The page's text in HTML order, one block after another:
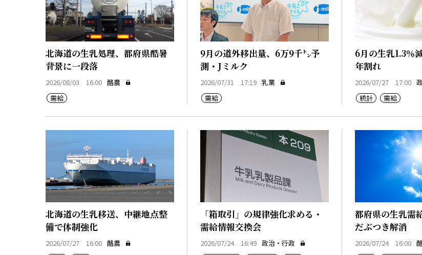
北海道の生乳処理、都府県酷暑
背景に一段落
2026/08/03 16:00 酪農
需給
9月の道外移出量、6万9千㌧予
測・Jミルク
2026/07/31 17:19 乳業
需給
6月の生乳1.3％
年割れ
2026/07/27 17:00
統計
需給
北海道の生乳移送、中継地点整
備で体制強化
2026/07/27 16:00 酪農
「箱取引」の規律強化求める・
需給情報交換会
2026/07/24 16:49 政治・行政
都府県の生乳需
だぶつき解消
2026/07/24 16:00